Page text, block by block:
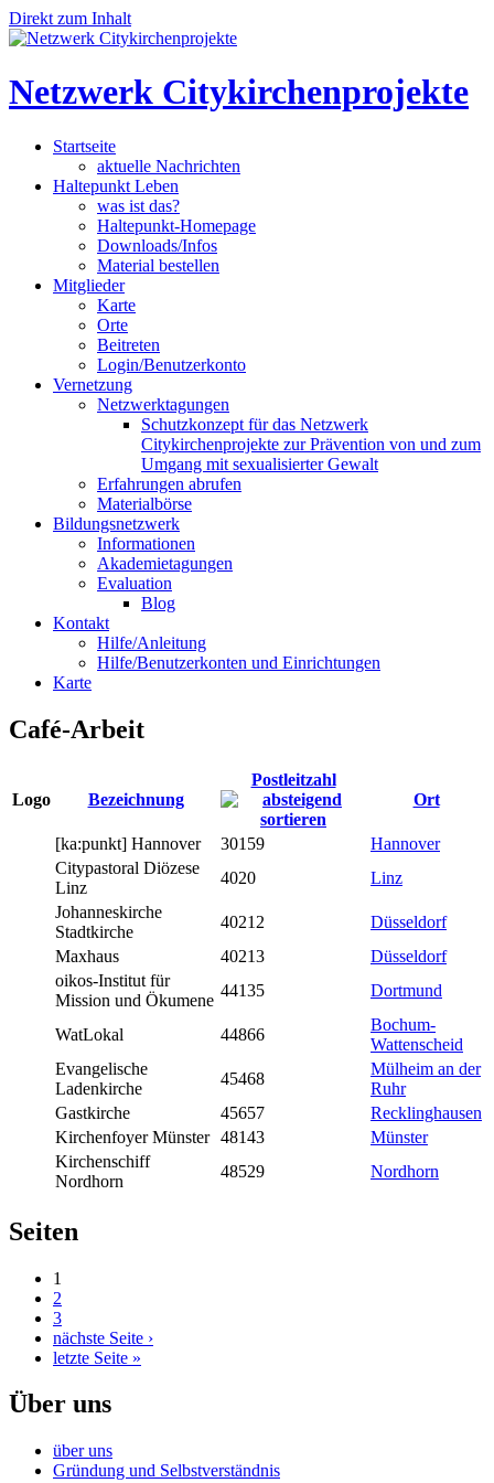
Direkt zum Inhalt
Netzwerk Citykirchenprojekte
Startseite
aktuelle Nachrichten
Haltepunkt Leben
was ist das?
Haltepunkt-Homepage
Downloads/Infos
Material bestellen
Mitglieder
Karte
Orte
Beitreten
Login/Benutzerkonto
Vernetzung
Netzwerktagungen
Schutzkonzept für das Netzwerk
Citykirchenprojekte zur Prävention von und zum
Umgang mit sexualisierter Gewalt
Erfahrungen abrufen
Materialbörse
Bildungsnetzwerk
Informationen
Akademietagungen
Evaluation
Blog
Kontakt
Hilfe/Anleitung
Hilfe/Benutzerkonten und Einrichtungen
Karte
Café-Arbeit
Logo Bezeichnung
Postleitzahl
Ort
[ka:punkt] Hannover 30159
Hannover
Citypastoral Diözese
Linz
4020
Linz
Johanneskirche
Stadtkirche
40212
Düsseldorf
Maxhaus
40213
Düsseldorf
oikos-Institut für
Mission und Ökumene
44135 Dortmund
WatLokal 44866
Bochum-
Wattenscheid
Evangelische
Ladenkirche
45468
Mülheim an der
Ruhr
Gastkirche
45657
Recklinghausen
Kirchenfoyer Münster 48143
Münster
Kirchenschiff
Nordhorn
48529 Nordhorn
Seiten
1
2
3
nächste Seite ›
letzte Seite »
Über uns
über uns
Gründung und Selbstverständnis